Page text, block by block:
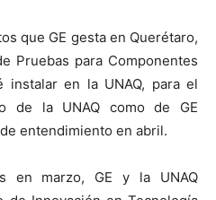
que GE gesta en Querétaro,
Pruebas para Componentes
instalar en la UNAQ, para el
de la UNAQ como de GE
entendimiento en abril.
en marzo, GE y la UNAQ